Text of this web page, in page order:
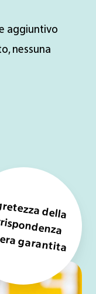
aggiuntivo
nessuna
della
garantita